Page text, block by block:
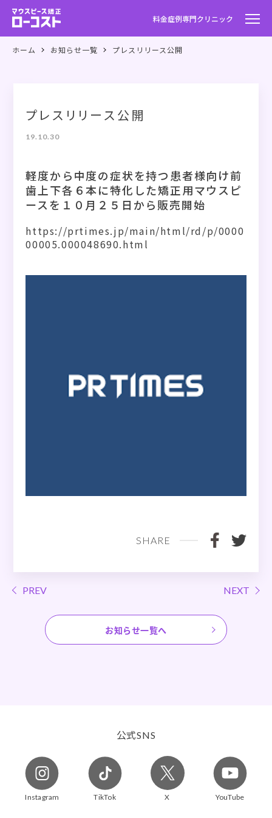
料金症例専門クリニック
ホーム お知らせ一覧 プレスリリース公開
プレスリリース公開
19.10.30
軽度から中度の症状を持つ患者様向け前
歯上下各６本に特化した矯正用マウスピ
ースを１０月２５日から販売開始
https://prtimes.jp/main/html/rd/p/0000
00005.000048690.html
SHARE
お知らせ一覧へ
PREV NEXT
公式SNS
Instagram TikTok X YouTube